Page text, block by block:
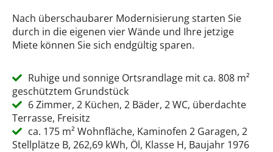
Nach überschaubarer Modernisierung starten Sie
durch in die eigenen vier Wände und Ihre jetzige
Miete können Sie sich endgültig sparen.
Ruhige und sonnige Ortsrandlage mit ca. 808 m²
geschütztem Grundstück
6 Zimmer, 2 Küchen, 2 Bäder, 2 WC, überdachte
Terrasse, Freisitz
ca. 175 m² Wohnfläche, Kaminofen 2 Garagen, 2
Stellplätze B, 262,69 kWh, Öl, Klasse H, Baujahr 1976